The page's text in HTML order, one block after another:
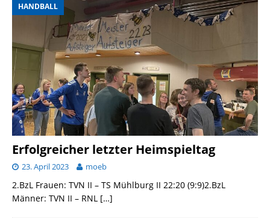
HANDBALL
Erfolgreicher letzter Heimspieltag
23. April 2023 moeb
2.BzL Frauen: TVN II – TS Mühlburg II 22:20 (9:9)2.BzL
Männer: TVN II – RNL […]